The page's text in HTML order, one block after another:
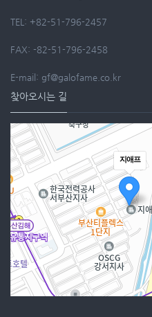
TEL: +82-51-796-2457
FAX: -82-51-796-2458
E-mail: gf@galofame.co.kr
찾아오시는 길
지애프